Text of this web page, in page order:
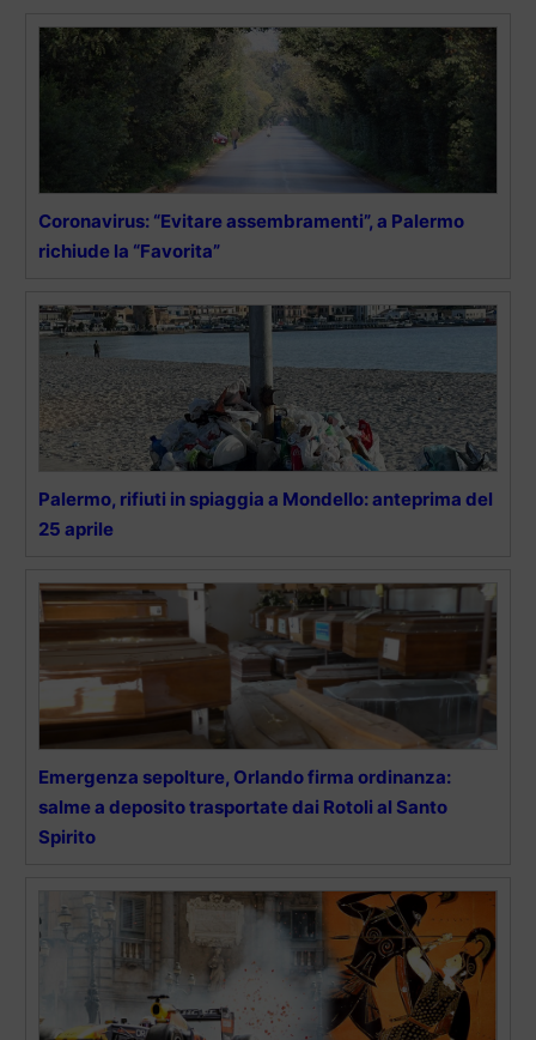
Coronavirus: “Evitare assembramenti”, a Palermo
richiude la “Favorita”
Palermo, rifiuti in spiaggia a Mondello: anteprima del
25 aprile
Emergenza sepolture, Orlando firma ordinanza:
salme a deposito trasportate dai Rotoli al Santo
Spirito